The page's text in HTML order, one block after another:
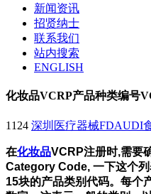
新闻资讯
招贤纳士
联系我们
站内搜索
ENGLISH
化妆品VCRP产品种类编号
1124 深圳医疗器械FDAUDI
在化妆品VCRP注册时,需要
Category Code, 一下这个
15块的产品类别代码。每个